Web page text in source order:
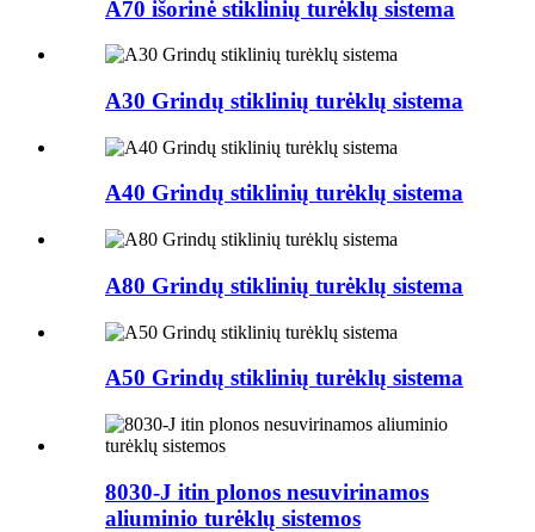
A70 išorinė stiklinių turėklų sistema
A30 Grindų stiklinių turėklų sistema
A40 Grindų stiklinių turėklų sistema
A80 Grindų stiklinių turėklų sistema
A50 Grindų stiklinių turėklų sistema
8030-J itin plonos nesuvirinamos
aliuminio turėklų sistemos